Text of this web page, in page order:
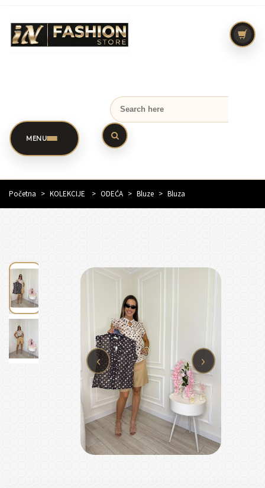
MENU
Početna > KOLEKCIJE > ODEĆA > Bluze > Bluza
‹ ›